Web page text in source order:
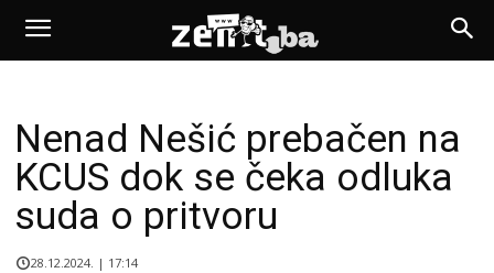
Nenad Nešić prebačen na
KCUS dok se čeka odluka
suda o pritvoru
28.12.2024. | 17:14